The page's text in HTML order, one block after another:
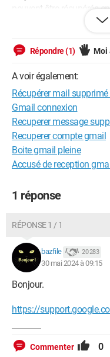
peuvent être récupérés
Malheureusement , je ne
domaine , et je n’y
Quelqu’un pourrait-Il
procédure à suivre ??
Merci d’avance , bien à
iPhone / Safari 17.5
Répondre (1) Moi
A voir également:
Récupérer mail
Gmail connexion
Recuperer message
Recuperer compte gmail
Boite gmail pleine
Accusé de reception
1 réponse
RÉPONSE 1 / 1
bazfile 20 283
30 mai 2024 à 09:15
Bonjour.
https://
Commenter 0